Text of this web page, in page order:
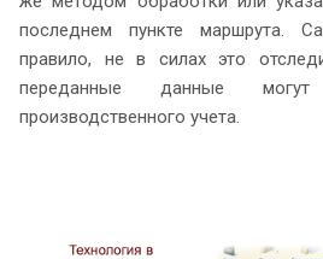
последнем пункте маршрута.
правило, не в силах это
переданные данные
производственного учета.